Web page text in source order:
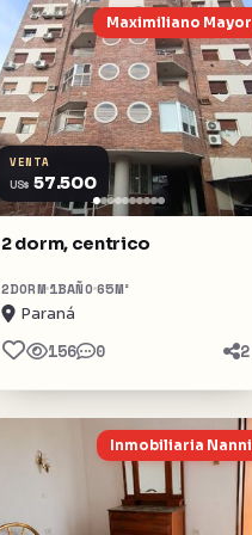
Maximiliano Mayor
VENTA
US$ 57.500
2 dorm, centrico
2DORM 1BAÑO65M²
Paraná
156 0 2
Inmobiliaria Nanni